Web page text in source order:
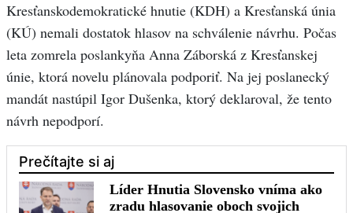
Kresťanskodemokratické hnutie (KDH) a Kresťanská únia
(KÚ) nemali dostatok hlasov na schválenie návrhu. Počas
leta zomrela poslankyňa Anna Záborská z Kresťanskej
únie, ktorá novelu plánovala podporiť. Na jej poslanecký
mandát nastúpil Igor Dušenka, ktorý deklaroval, že tento
návrh nepodporí.